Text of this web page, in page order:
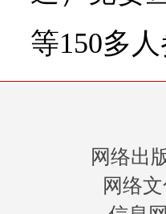
等150多
网络出
网络